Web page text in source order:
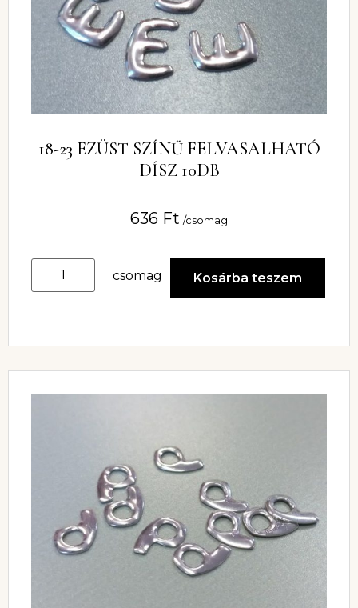
18-23 EZÜST SZÍNŰ FELVASALHATÓ
DÍSZ 10DB
636 Ft /csomag
csomag Kosárba teszem